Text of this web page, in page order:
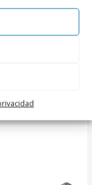
en el
el transporte a
impide el